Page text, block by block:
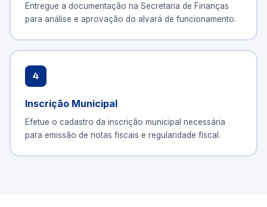
Entregue a documentação na Secretaria de Finanças
para análise e aprovação do alvará de funcionamento.
4
Inscrição Municipal
Efetue o cadastro da inscrição municipal necessária
para emissão de notas fiscais e regularidade fiscal.